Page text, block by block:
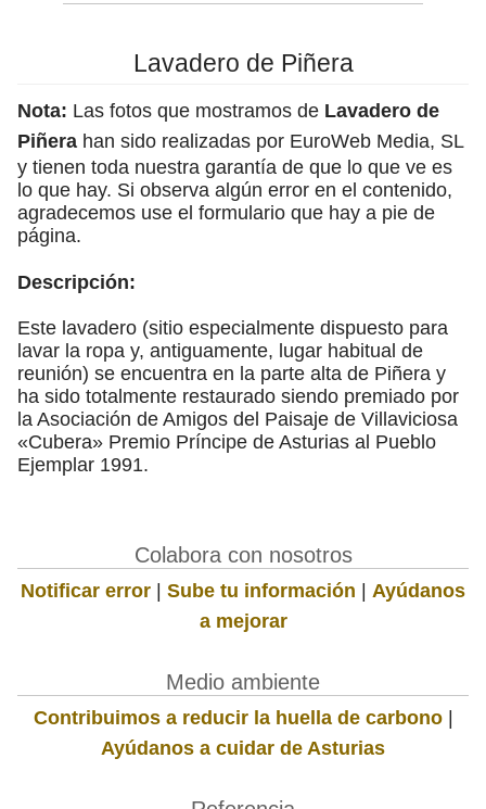
Lavadero de Piñera
Nota: Las fotos que mostramos de Lavadero de
Piñera han sido realizadas por EuroWeb Media, SL
y tienen toda nuestra garantía de que lo que ve es
lo que hay. Si observa algún error en el contenido,
agradecemos use el formulario que hay a pie de
página.
Descripción:
Este lavadero (sitio especialmente dispuesto para
lavar la ropa y, antiguamente, lugar habitual de
reunión) se encuentra en la parte alta de Piñera y
ha sido totalmente restaurado siendo premiado por
la Asociación de Amigos del Paisaje de Villaviciosa
«Cubera» Premio Príncipe de Asturias al Pueblo
Ejemplar 1991.
Colabora con nosotros
Notificar error | Sube tu información | Ayúdanos
a mejorar
Medio ambiente
Contribuimos a reducir la huella de carbono|
Ayúdanos a cuidar de Asturias